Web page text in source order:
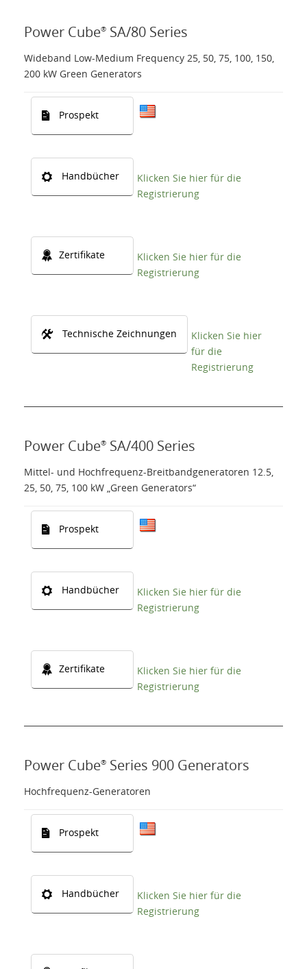
Power Cube® SA/80 Series
Wideband Low-Medium Frequency 25, 50, 75, 100, 150,
200 kW Green Generators
Prospekt
Handbücher
Klicken Sie hier für die
Registrierung
Zertifikate
Klicken Sie hier für die
Registrierung
Technische Zeichnungen
Klicken Sie hier
für die
Registrierung
Power Cube® SA/400 Series
Mittel- und Hochfrequenz-Breitbandgeneratoren 12.5,
25, 50, 75, 100 kW „Green Generators“
Prospekt
Handbücher
Klicken Sie hier für die
Registrierung
Zertifikate
Klicken Sie hier für die
Registrierung
Power Cube® Series 900 Generators
Hochfrequenz-Generatoren
Prospekt
Handbücher
Klicken Sie hier für die
Registrierung